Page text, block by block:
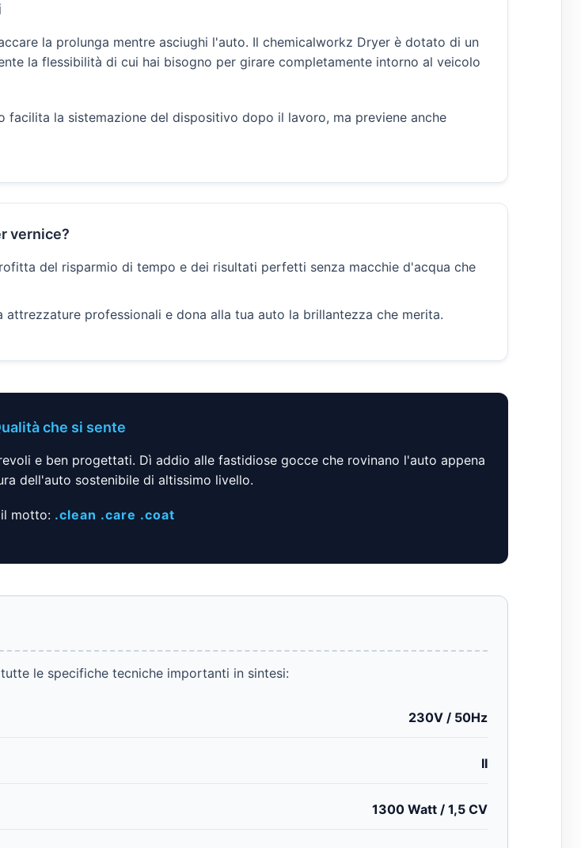
la prolunga mentre asciughi l'auto. Il chemicalworkz Dryer è dotato di un
la flessibilità di cui hai bisogno per girare completamente intorno al veicolo
facilita la sistemazione del dispositivo dopo il lavoro, ma previene anche
vernice?
del risparmio di tempo e dei risultati perfetti senza macchie d'acqua che
attrezzature professionali e dona alla tua auto la brillantezza che merita.
che si sente
e ben progettati. Dì addio alle fastidiose gocce che rovinano l'auto appena
dell'auto sostenibile di altissimo livello.
motto: .clean .care .coat
le specifiche tecniche importanti in sintesi:
230V / 50Hz
II
1300 Watt / 1,5 CV